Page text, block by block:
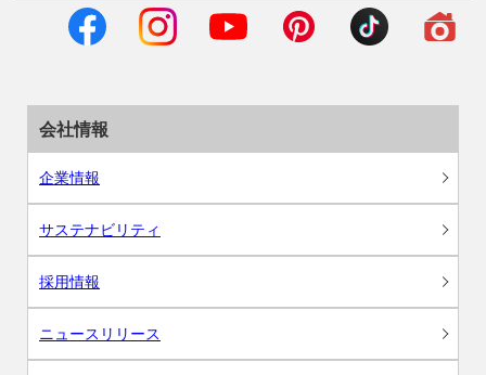
会社情報
企業情報
サステナビリティ
採用情報
ニュースリリース